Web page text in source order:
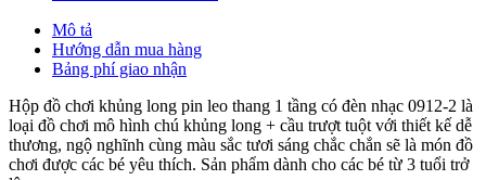
Mô tả
Hướng dẫn mua hàng
Bảng phí giao nhận
Hộp đồ chơi khủng long pin leo thang 1 tầng có đèn nhạc 0912-2 là
loại đồ chơi mô hình chú khủng long + cầu trượt tuột với thiết kế dễ
thương, ngộ nghĩnh cùng màu sắc tươi sáng chắc chắn sẽ là món đồ
chơi được các bé yêu thích. Sản phẩm dành cho các bé từ 3 tuổi trở